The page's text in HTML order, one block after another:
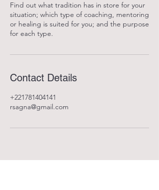
Find out what tradition has in store for your
situation; which type of coaching, mentoring
or healing is suited for you; and the purpose
for each type.
Contact Details
+221781404141
rsagna@gmail.com